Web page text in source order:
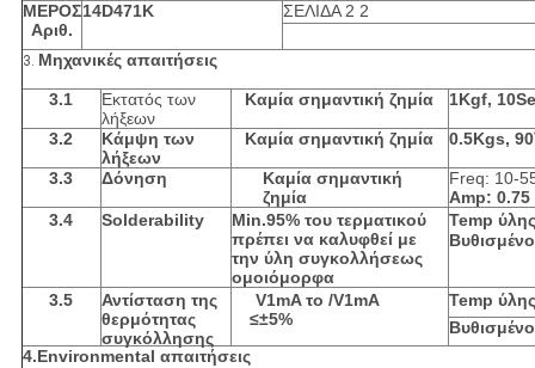
ΜΕΡΟΣ
Αριθ.
14D471K ΣΕΛΙΔΑ 2 2
3. Μηχανικές απαιτήσεις
3.1
Εκτατός των
λήξεων
Καμία σημαντική ζημία 1Kgf,
3.2
Κάμψη των
λήξεων
Καμία σημαντική ζημία 0.5Kgs,
3.3 Δόνηση
Καμία σημαντική
ζημία
Freq: 10-
Amp: 0.75
3.4
Solderability
Min.95% του τερματικού
πρέπει να καλυφθεί με
την ύλη συγκολλήσεως
ομοιόμορφα
Temp
3.5
Αντίσταση της
θερμότητας
συγκόλλησης
V1mA το /V1mA
≤±5%
Temp
4.Environmental απαιτήσεις